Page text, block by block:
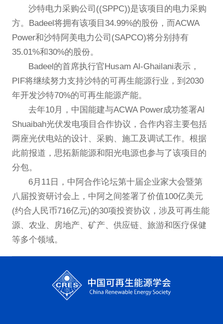
沙特电力采购公司((SPPC))是该项目的电力采购
方。Badeel将拥有该项目34.99%的股份，而ACWA
Power和沙特阿美电力公司(SAPCO)将分别持有
35.01%和30%的股份。
Badeel的首席执行官Husam Al-Ghailani表示，
PIF将继续努力支持沙特的可再生能源行业，到2030
年开发沙特70%的可再生能源产能。
去年10月，中国能建与ACWA Power成功签署Al
Shuaibah光伏发电项目合作协议，合作内容主要包括
两座光伏电站的设计、采购、施工及调试工作。根据
此前报道，思拓新能源和阳光电源也参与了该项目的
分包。
6月11日，中阿合作论坛第十届企业家大会暨第
八届投资研讨会上，中阿之间签署了价值100亿美元
(约合人民币716亿元)的30项投资协议，涉及可再生能
源、农业、房地产、矿产、供应链、旅游和医疗保健
等多个领域。